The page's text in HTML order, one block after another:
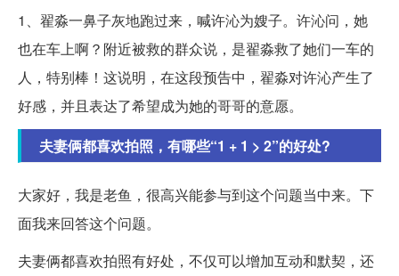
1、翟淼一鼻子灰地跑过来，喊许沁为嫂子。许沁问，她
也在车上啊？附近被救的群众说，是翟淼救了她们一车的
人，特别棒！这说明，在这段预告中，翟淼对许沁产生了
好感，并且表达了希望成为她的哥哥的意愿。
夫妻俩都喜欢拍照，有哪些“1 + 1 > 2”的好处?
大家好，我是老鱼，很高兴能参与到这个问题当中来。下
面我来回答这个问题。
夫妻俩都喜欢拍照有好处，不仅可以增加互动和默契，还